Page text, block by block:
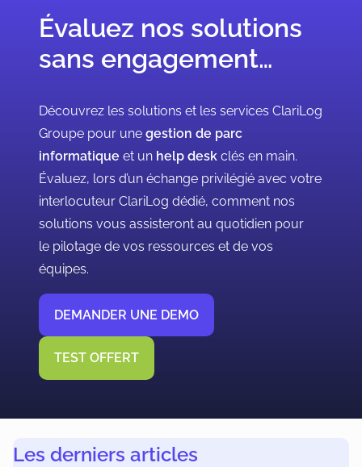
Évaluez nos solutions
sans engagement…
Découvrez les solutions et les services ClariLog
Groupe pour une gestion de parc
informatique et un help desk clés en main.
Évaluez, lors d’un échange privilégié avec votre
interlocuteur ClariLog dédié, comment nos
solutions vous assisteront au quotidien pour
le pilotage de vos ressources et de vos
équipes.
DEMANDER UNE DEMO
TEST OFFERT
Les derniers articles